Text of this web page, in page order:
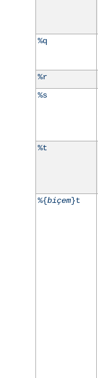
%q
%r
%s
%t
%{biçem}t